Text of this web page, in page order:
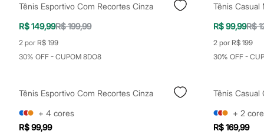
Casacos e Jaquetas
Jeans
Polos
Acessórios
Bolsas e Mochilas
Chapéus e Bonés
Óculos
Calçados
Botas
Tênis Esportivo Com Recortes Cinza
R$ 149,99R$ 199,99
2 por R$ 199
30% OFF - CUPOM 8DO8
Tênis Casual
R$ 99,99R$
2 por R$ 199
30% OFF -
Tênis Esportivo Com Recortes Cinza
+ 4 cores
R$ 99,99
Tênis Casual
+ 2
R$ 169,99